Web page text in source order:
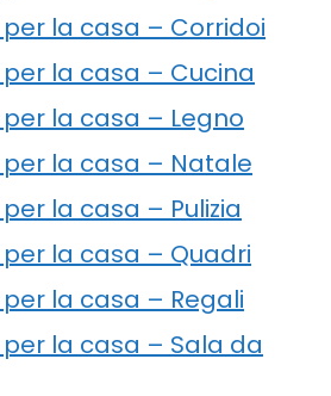
la casa – Corridoi
la casa – Cucina
la casa – Legno
la casa – Natale
la casa – Pulizia
la casa – Quadri
la casa – Regali
la casa – Sala da